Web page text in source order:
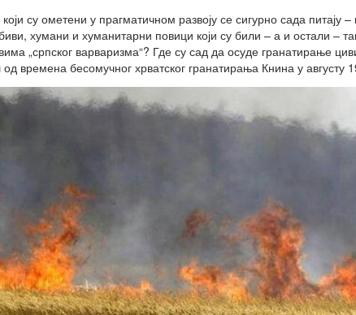
су ометени у прагматичном развоју се сигурно сада питају –
хумани и хуманитарни повици који су били – а и остали –
„српског варваризма“? Где су сад да осуде гранатирање
времена бесомучног хрватског гранатирања Книна у августу